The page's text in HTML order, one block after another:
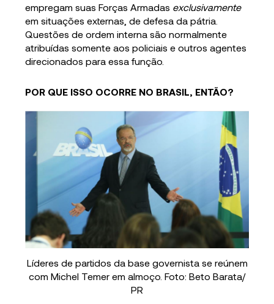
empregam suas Forças Armadas exclusivamente
em situações externas, de defesa da pátria.
Questões de ordem interna são normalmente
atribuídas somente aos policiais e outros agentes
direcionados para essa função.
POR QUE ISSO OCORRE NO BRASIL, ENTÃO?
Líderes de partidos da base governista se reúnem
com Michel Temer em almoço. Foto: Beto Barata/
PR